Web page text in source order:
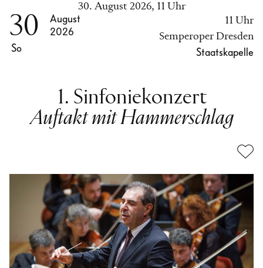
1. Sinfoniekonzert
Auftakt mit Hammerschlag
30. August 2026, 11 Uhr
30
So
August
2026
11 Uhr
Semperoper Dresden
Staatskapelle